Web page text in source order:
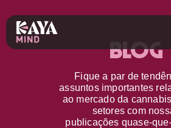
Blog
Fique a par de
assuntos importantes
ao mercado da cannabis
setorescom
publicações quase-